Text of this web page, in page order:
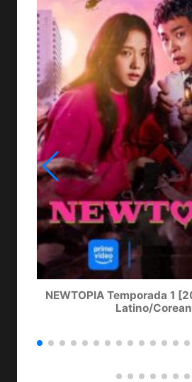
NEWTOPIA Temporada 1
Latino/